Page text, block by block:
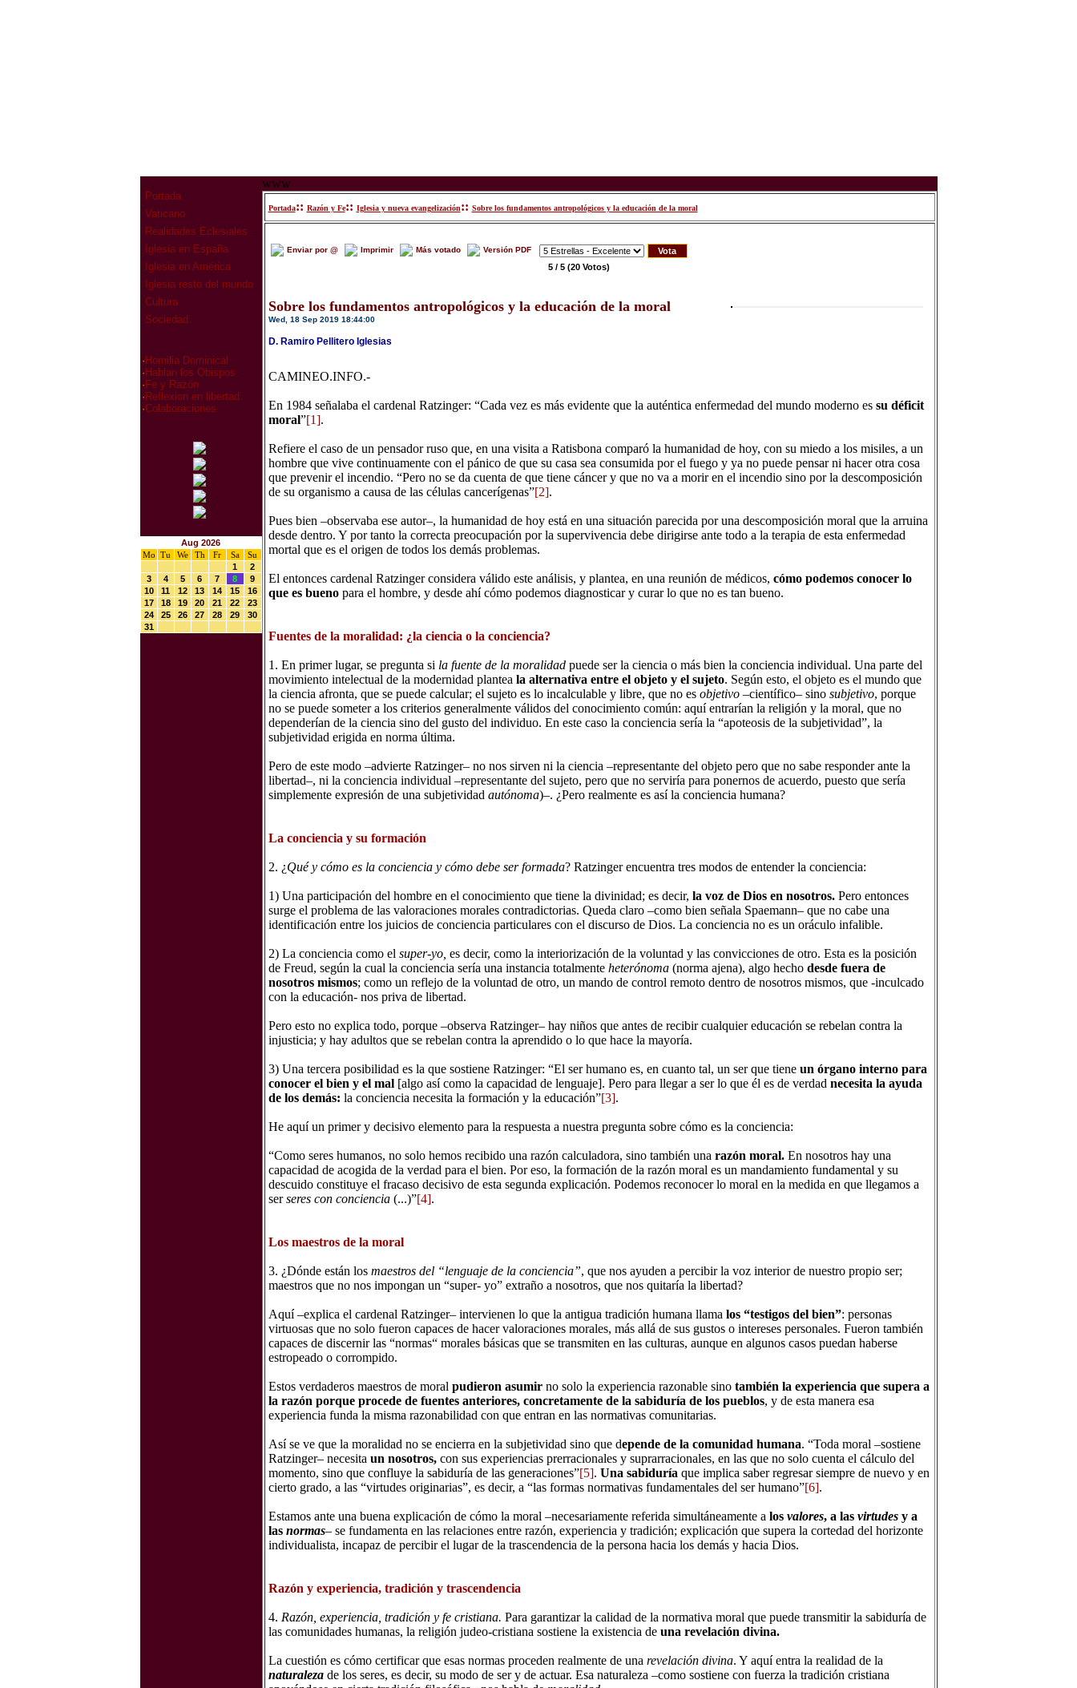
Portada
Vaticano
Realidades Eclesiales
Iglesia en España
Iglesia en América
Iglesia resto del mundo
Cultura
Sociedad
· Homilia Dominical
· Hablan los Obispos
· Fe y Razón
· Reflexion en libertad
·Colaboraciones
Aug 2026
Mo Tu We Th Fr Sa
Su
1
2
3
4 5 6 7 8
9
10
11 12 13 14 15
16
17
18 19 20 21 22
23
24
25 26 27 28 29
30
31
www
Portada:: Razón y Fe:: Iglesia y nueva evangelización:: Sobre los fundamentos antropológicos y la educación de la moral
Enviar por @ Imprimir Más votado Versión PDF
5 / 5 (20 Votos)
Sobre los fundamentos antropológicos y la educación de la moral
Wed, 18 Sep 2019 18:44:00
D. Ramiro Pellitero Iglesias
CAMINEO.INFO.-
En 1984 señalaba el cardenal Ratzinger: “Cada vez es más evidente que la auténtica enfermedad del mundo moderno es su déficit
moral”[1].
Refiere el caso de un pensador ruso que, en una visita a Ratisbona comparó la humanidad de hoy, con su miedo a los misiles, a un
hombre que vive continuamente con el pánico de que su casa sea consumida por el fuego y ya no puede pensar ni hacer otra cosa
que prevenir el incendio. “Pero no se da cuenta de que tiene cáncer y que no va a morir en el incendio sino por la descomposición
de su organismo a causa de las células cancerígenas”[2].
Pues bien –observaba ese autor–, la humanidad de hoy está en una situación parecida por una descomposición moral que la arruina
desde dentro. Y por tanto la correcta preocupación por la supervivencia debe dirigirse ante todo a la terapia de esta enfermedad
mortal que es el origen de todos los demás problemas.
El entonces cardenal Ratzinger considera válido este análisis, y plantea, en una reunión de médicos, cómo podemos conocer lo
que es bueno para el hombre, y desde ahí cómo podemos diagnosticar y curar lo que no es tan bueno.
Fuentes de la moralidad: ¿la ciencia o la conciencia?
1. En primer lugar, se pregunta si la fuente de la moralidad puede ser la ciencia o más bien la conciencia individual. Una parte del
movimiento intelectual de la modernidad plantea la alternativa entre el objeto y el sujeto. Según esto, el objeto es el mundo que
la ciencia afronta, que se puede calcular; el sujeto es lo incalculable y libre, que no es objetivo –científico– sino subjetivo, porque
no se puede someter a los criterios generalmente válidos del conocimiento común: aquí entrarían la religión y la moral, que no
dependerían de la ciencia sino del gusto del individuo. En este caso la conciencia sería la “apoteosis de la subjetividad”, la
subjetividad erigida en norma última.
Pero de este modo –advierte Ratzinger– no nos sirven ni la ciencia –representante del objeto pero que no sabe responder ante la
libertad–, ni la conciencia individual –representante del sujeto, pero que no serviría para ponernos de acuerdo, puesto que sería
simplemente expresión de una subjetividad autónoma)–. ¿Pero realmente es así la conciencia humana?
La conciencia y su formación
2. ¿Qué y cómo es la conciencia y cómo debe ser formada? Ratzinger encuentra tres modos de entender la conciencia:
1) Una participación del hombre en el conocimiento que tiene la divinidad; es decir, la voz de Dios en nosotros.Pero entonces
surge el problema de las valoraciones morales contradictorias. Queda claro –como bien señala Spaemann– que no cabe una
identificación entre los juicios de conciencia particulares con el discurso de Dios. La conciencia no es un oráculo infalible.
2) La conciencia como el super-yo, es decir, como la interiorización de la voluntad y las convicciones de otro. Esta es la posición
de Freud, según la cual la conciencia sería una instancia totalmente heterónoma(norma ajena), algo hecho desde fuera de
nosotros mismos; como un reflejo de la voluntad de otro, un mando de control remoto dentro de nosotros mismos, que -inculcado
con la educación- nos priva de libertad.
Pero esto no explica todo, porque –observa Ratzinger– hay niños que antes de recibir cualquier educación se rebelan contra la
injusticia; y hay adultos que se rebelan contra la aprendido o lo que hace la mayoría.
3) Una tercera posibilidad es la que sostiene Ratzinger: “El ser humano es, en cuanto tal, un ser que tiene un órgano interno para
conocer el bien y el mal[algo así como la capacidad de lenguaje]. Pero para llegar a ser lo que él es de verdad necesita la ayuda
de los demás: la conciencia necesita la formación y la educación”[3].
He aquí un primer y decisivo elemento para la respuesta a nuestra pregunta sobre cómo es la conciencia:
“Como seres humanos, no solo hemos recibido una razón calculadora, sino también una razón moral.En nosotros hay una
capacidad de acogida de la verdad para el bien. Por eso, la formación de la razón moral es un mandamiento fundamental y su
descuido constituye el fracaso decisivo de esta segunda explicación. Podemos reconocer lo moral en la medida en que llegamos a
serseres con conciencia(...)”[4].
Los maestros de la moral
3. ¿Dónde están los maestros del “lenguaje de la conciencia”, que nos ayuden a percibir la voz interior de nuestro propio ser;
maestros que no nos impongan un “super- yo” extraño a nosotros, que nos quitaría la libertad?
Aquí –explica el cardenal Ratzinger– intervienen lo que la antigua tradición humana llama los “testigos del bien”: personas
virtuosas que no solo fueron capaces de hacer valoraciones morales, más allá de sus gustos o intereses personales. Fueron también
capaces de discernir las “normas“ morales básicas que se transmiten en las culturas, aunque en algunos casos puedan haberse
estropeado o corrompido.
Estos verdaderos maestros de moral pudieron asumir no solo la experiencia razonable sino también la experiencia que supera a
la razón porque procede de fuentes anteriores, concretamente de la sabiduría de los pueblos, y de esta manera esa
experiencia funda la misma razonabilidad con que entran en las normativas comunitarias.
Así se ve que la moralidad no se encierra en la subjetividad sino que depende de la comunidad humana. “Toda moral –sostiene
Ratzinger– necesita un nosotros,con sus experiencias prerracionales y suprarracionales, en las que no solo cuenta el cálculo del
momento, sino que confluye la sabiduría de las generaciones”[5]. Una sabiduría que implica saber regresar siempre de nuevo y en
cierto grado, a las “virtudes originarias”, es decir, a “las formas normativas fundamentales del ser humano”[6].
Estamos ante una buena explicación de cómo la moral –necesariamente referida simultáneamente a los valores, a las virtudes y a
las normas– se fundamenta en las relaciones entre razón, experiencia y tradición; explicación que supera la cortedad del horizonte
individualista, incapaz de percibir el lugar de la trascendencia de la persona hacia los demás y hacia Dios.
Razón y experiencia, tradición y trascendencia
4. Razón, experiencia, tradición y fe cristiana. Para garantizar la calidad de la normativa moral que puede transmitir la sabiduría de
las comunidades humanas, la religión judeo-cristiana sostiene la existencia de una revelación divina.
La cuestión es cómo certificar que esas normas proceden realmente de una revelación divina. Y aquí entra la realidad de la
naturaleza de los seres, es decir, su modo de ser y de actuar. Esa naturaleza –como sostiene con fuerza la tradición cristiana